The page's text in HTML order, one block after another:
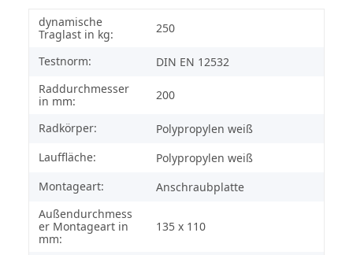
dynamische
Traglast in kg:
250
Testnorm:
DIN EN 12532
Raddurchmesser
in mm:
200
Radkörper:
Polypropylen weiß
Lauffläche:
Polypropylen weiß
Montageart:
Anschraubplatte
Außendurchmess
er Montageart in
mm:
135 x 110